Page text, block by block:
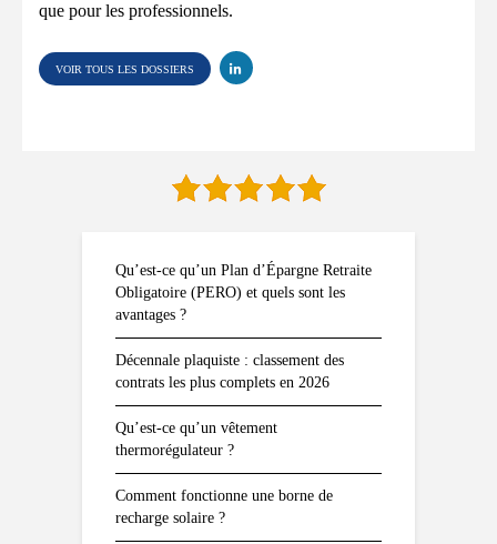
que pour les professionnels.
VOIR TOUS LES DOSSIERS
Qu’est-ce qu’un Plan d’Épargne Retraite
Obligatoire (PERO) et quels sont les
avantages ?
Décennale plaquiste : classement des
contrats les plus complets en 2026
Qu’est-ce qu’un vêtement
thermorégulateur ?
Comment fonctionne une borne de
recharge solaire ?